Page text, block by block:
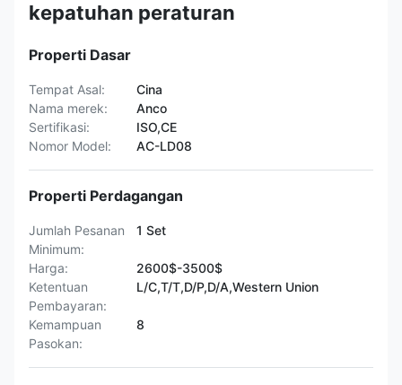
kepatuhan peraturan
Properti Dasar
Tempat Asal:
Cina
Nama merek:
Anco
Sertifikasi:
ISO,CE
Nomor Model:
AC-LD08
Properti Perdagangan
Jumlah Pesanan
Minimum:
1 Set
Harga:
2600$-3500$
Ketentuan
Pembayaran:
L/C,T/T,D/P,D/A,Western Union
Kemampuan
Pasokan:
8